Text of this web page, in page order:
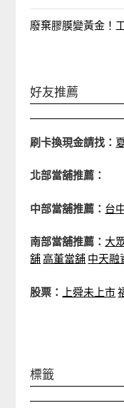
廢棄膠膜變黃金！
好友推薦
刷卡換現金請找：
北部當舖推薦：
中部當舖推薦： 台
南部當舖推薦： 大
舖高董當舖 中天融
股票： 上舜未上市
標籤